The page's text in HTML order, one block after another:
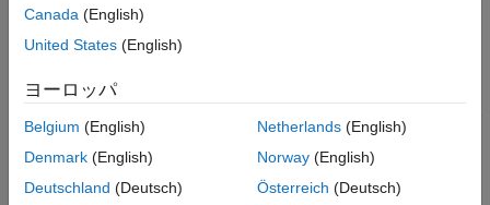
オンライン推定
オンライン状態推定
オンライン パラメーター推定
コマンド ラインおよび Simulink で再帰アルゴリズムを使用して
オンライン状態推定
コマンド ラインおよび Simulink で線形および非線形カルマン フ
注目の例
Canada (English)
United States (English)
ヨーロッパ
Belgium (English)
Denmark (English)
Deutschland (Deutsch)
Netherlands(English)
Norway(English)
Österreich (Deutsch)